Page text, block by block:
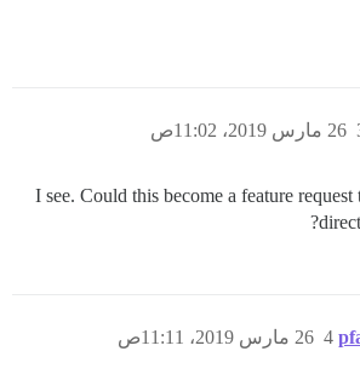
26 مارس 2019، 11:02ص
I see. Could this become a feature
26 مارس 2019، 11:11ص 4